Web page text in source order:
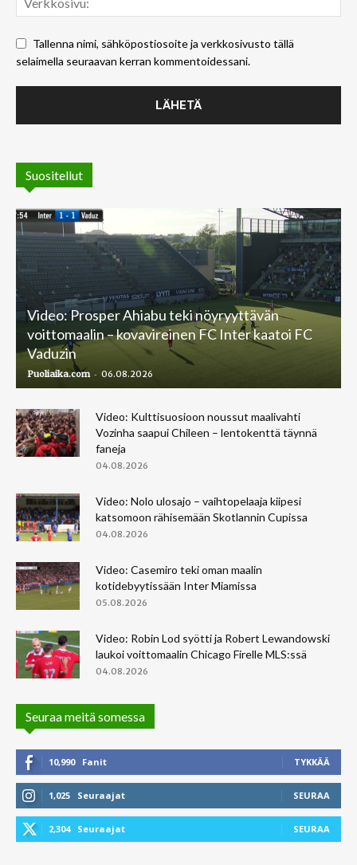
Tallenna nimi, sähköpostiosoite ja verkkosivusto tällä
selaimella seuraavan kerran kommentoidessani.
Suositellut
Video: Prosper Ahiabu teki nöyryyttävän
voittomaalin – kovavireinen FC Inter kaatoi FC
Vaduzin
Puoliaika.com - 06.08.2026
Video: Kulttisuosioon noussut maalivahti
Vozinha saapui Chileen – lentokenttä täynnä
faneja
04.08.2026
Video: Nolo ulosajo – vaihtopelaaja kiipesi
katsomoon rähisemään Skotlannin Cupissa
04.08.2026
Video: Casemiro teki oman maalin
kotidebyytissään Inter Miamissa
05.08.2026
Video: Robin Lod syötti ja Robert Lewandowski
laukoi voittomaalin Chicago Firelle MLS:ssä
04.08.2026
Seuraa meitä somessa
10,990 Fanit TYKKÄÄ
1,025 Seuraajat SEURAA
2,304 Seuraajat SEURAA